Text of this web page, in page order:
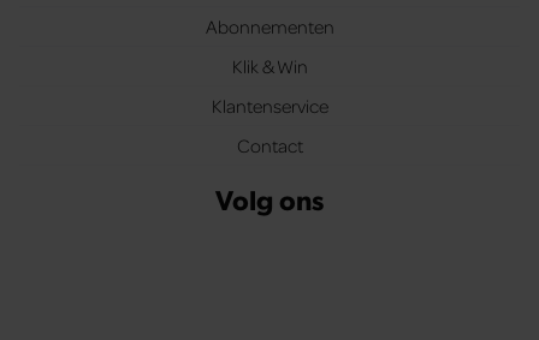
Abonnementen
Klik & Win
Klantenservice
Contact
Volg ons